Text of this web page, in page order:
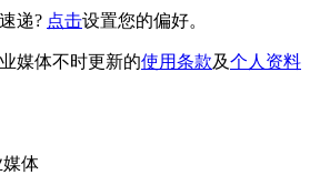
递? 点击设置您的偏好。
媒体不时更新的使用条款及个人资料
媒体